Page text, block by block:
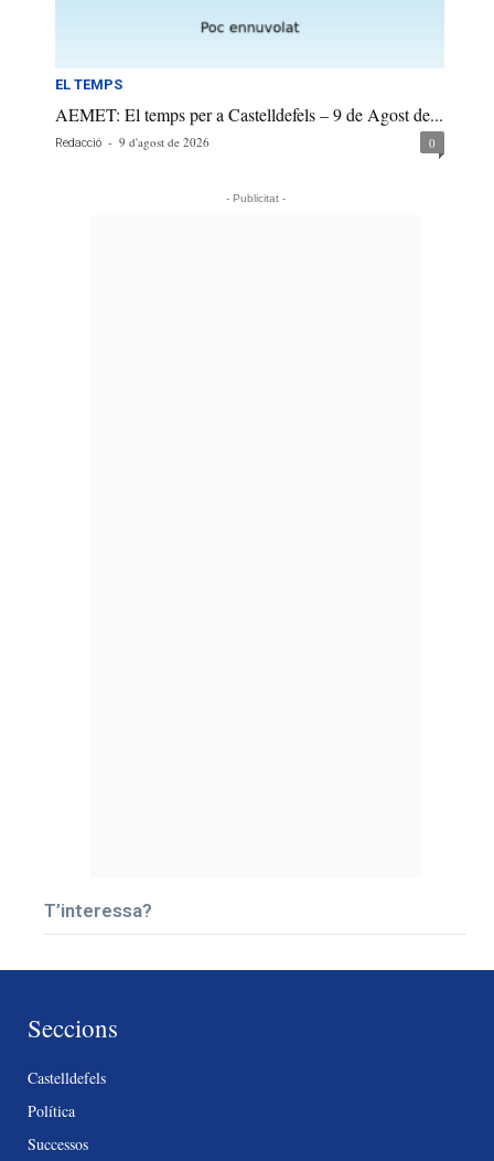
EL TEMPS
AEMET: El temps per a Castelldefels – 9 de Agost de...
Redacció - 9 d'agost de 2026 0
- Publicitat -
T’interessa?
Seccions
Castelldefels
Política
Successos